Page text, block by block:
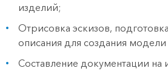
изделий;
Отрисовка эскизов,
описания для создания модели
Составление документации на